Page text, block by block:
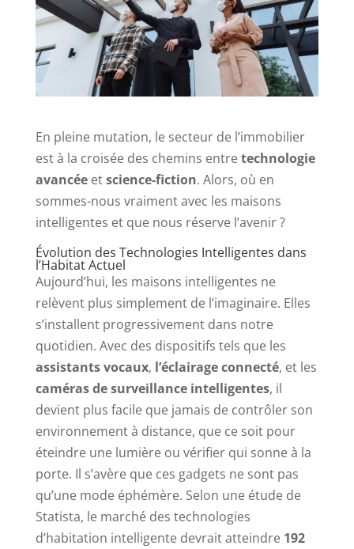
En pleine mutation, le secteur de l’immobilier
est à la croisée des chemins entretechnologie
avancéeetscience-fiction. Alors, où en
sommes-nous vraiment avec les maisons
intelligentes et que nous réserve l’avenir ?
Évolution des Technologies Intelligentes dans
l’Habitat Actuel
Aujourd’hui, les maisons intelligentes ne
relèvent plus simplement de l’imaginaire. Elles
s’installent progressivement dans notre
quotidien. Avec des dispositifs tels que les
assistants vocaux, l’éclairage connecté, et les
caméras de surveillance intelligentes, il
devient plus facile que jamais de contrôler son
environnement à distance, que ce soit pour
éteindre une lumière ou vérifier qui sonne à la
porte. Il s’avère que ces gadgets ne sont pas
qu’une mode éphémère. Selon une étude de
Statista, le marché des technologies
d’habitation intelligente devrait atteindre 192